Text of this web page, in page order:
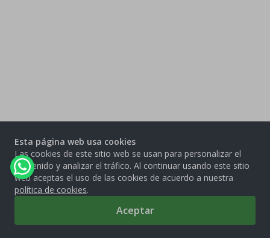
Esta página web usa cookies
Las cookies de este sitio web se usan para personalizar el
contenido y analizar el tráfico. Al continuar usando este sitio
web aceptas el uso de las cookies de acuerdo a nuestra
política de cookies.
Aceptar